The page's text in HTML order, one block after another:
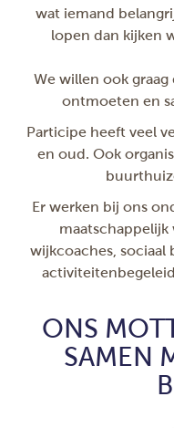
wat iemand
lopen dan kijken
We willen ook
ontmoeten en
Participe heeft veel
en oud. Ook
Er werken bij ons
maatschappelijk
wijkcoaches, sociaal
ONS
SAMEN